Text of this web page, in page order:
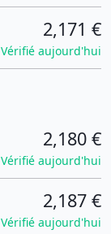
2,171 €
Vérifié aujourd'hui
2,180 €
Vérifié aujourd'hui
2,187 €
Vérifié aujourd'hui